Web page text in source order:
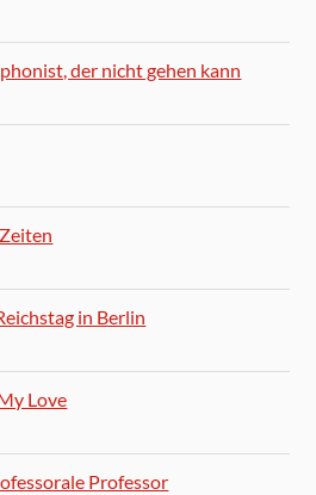
der nicht gehen kann
in Berlin
Love
Professor